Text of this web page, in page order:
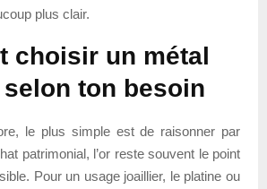
plus clair.
choisir un métal
ton besoin
le plus simple est de raisonner par
patrimonial, l’or reste souvent le point
Pour un usage joaillier, le platine ou